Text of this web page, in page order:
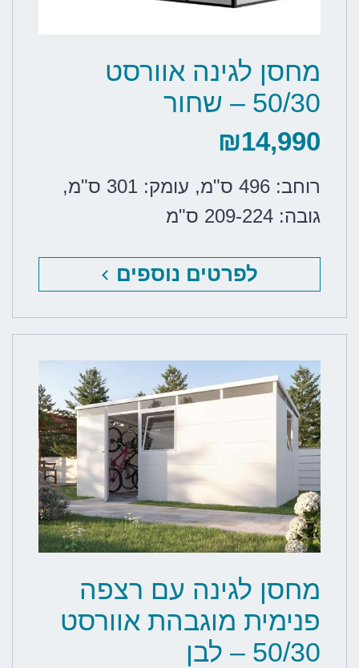
מחסן לגינה אוורסט
50/30 – שחור
₪14,990
רוחב: 496 ס"מ , עומק: 301 ס"מ
,
גובה: 209-224 ס"מ
לפרטים נוספים
מחסן לגינה עם רצפה
פנימית מוגבהת אוורסט
50/30 – לבן